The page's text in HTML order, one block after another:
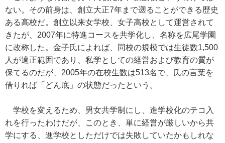
ない。その前身は、創立大正7年まで遡ることができる歴史
ある高校だ。創立以来女学校、女子高校として運営されて
きたが、2007年に特進コースを共学化し、名称を広尾学園
に改称した。金子氏によれば、同校の規模では生徒数1,500
人が適正範囲であり、私学としての経営および教育の質が
保てるのだが、2005年の在校生数は513名で、氏の言葉を
借りれば「どん底」の状態だったという。
学校を変えるため、男女共学制にし、進学校化のテコ入
れを行ったわけだが、このとき、単に経営が厳しいから共
学にする、進学校としただけでは失敗していたかもしれな